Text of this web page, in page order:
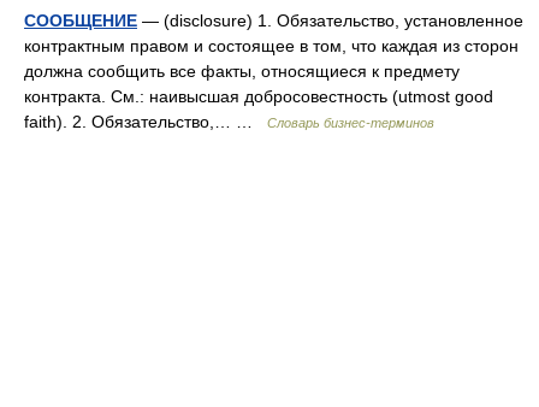
СООБЩЕНИЕ — (disclosure) 1. Обязательство, установленное
контрактным правом и состоящее в том, что каждая из сторон
должна сообщить все факты, относящиеся к предмету
контракта. См.: наивысшая добросовестность (utmost good
faith). 2. Обязательство,… …
Словарь бизнес-терминов